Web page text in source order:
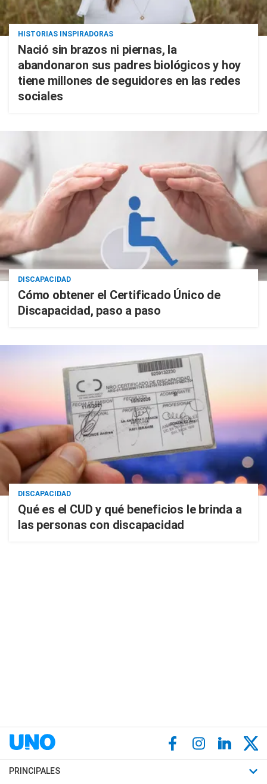
HISTORIAS INSPIRADORAS
Nació sin brazos ni piernas, la
abandonaron sus padres biológicos y hoy
tiene millones de seguidores en las redes
sociales
DISCAPACIDAD
Cómo obtener el Certificado Único de
Discapacidad, paso a paso
DISCAPACIDAD
Qué es el CUD y qué beneficios le brinda a
las personas con discapacidad
PRINCIPALES